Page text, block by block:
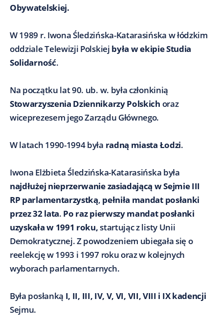
Obywatelskiej.
W 1989 r. Iwona Śledzińska-Katarasińska w łódzkim
oddziale Telewizji Polskiej była w ekipie Studia
Solidarność.
Na początku lat 90. ub. w. była członkinią
Stowarzyszenia Dziennikarzy Polskich oraz
wiceprezesem jego Zarządu Głównego.
W latach 1990-1994 była radną miasta Łodzi.
Iwona Elżbieta Śledzińska-Katarasińska była
najdłużej nieprzerwanie zasiadającą w Sejmie III
RP parlamentarzystką, pełniła mandat posłanki
przez 32 lata. Po raz pierwszy mandat posłanki
uzyskała w 1991 roku,startując z listy Unii
Demokratycznej. Z powodzeniem ubiegała się o
reelekcję w 1993 i 1997 roku oraz w kolejnych
wyborach parlamentarnych.
Była posłanką I, II, III, IV, V, VI, VII, VIII i IX kadencji
Sejmu.